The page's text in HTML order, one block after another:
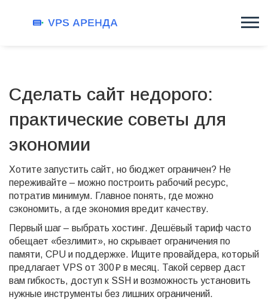
Сделать сайт недорого:
практические советы для
экономии
Хотите запустить сайт, но бюджет ограничен? Не
переживайте – можно построить рабочий ресурс,
потратив минимум. Главное понять, где можно
сэкономить, а где экономия вредит качеству.
Первый шаг – выбрать хостинг. Дешёвый тариф часто
обещает «безлимит», но скрывает ограничения по
памяти, CPU и поддержке. Ищите провайдера, который
предлагает VPS от 300 ₽ в месяц. Такой сервер даст
вам гибкость, доступ к SSH и возможность установить
нужные инструменты без лишних ограничений.